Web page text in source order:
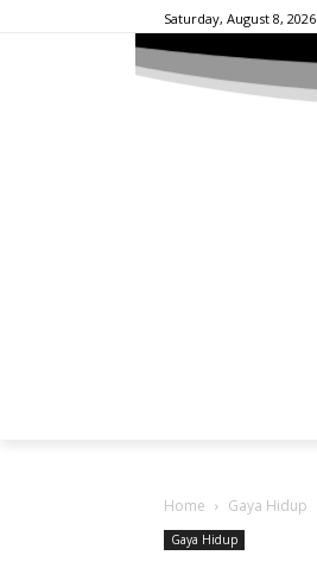
Saturday, August 8, 2026
Home Gaya Hidup
Gaya Hidup